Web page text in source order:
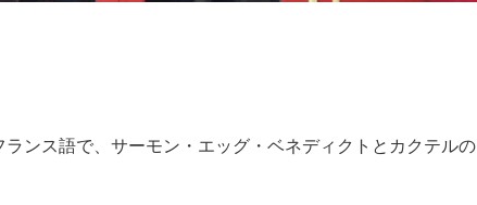
ンス語で、サーモン・エッグ・ベネディクトとカクテルの